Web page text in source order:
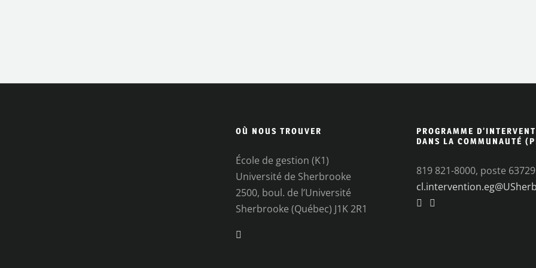
OÙ NOUS TROUVER
École de gestion (K1)
Université de Sherbrooke
2500, boul. de l’Université
Sherbrooke (Québec) J1K 2R1
PROGRAMME
DANS LA COMMUNAUTÉ
819 821-8000, poste 63729